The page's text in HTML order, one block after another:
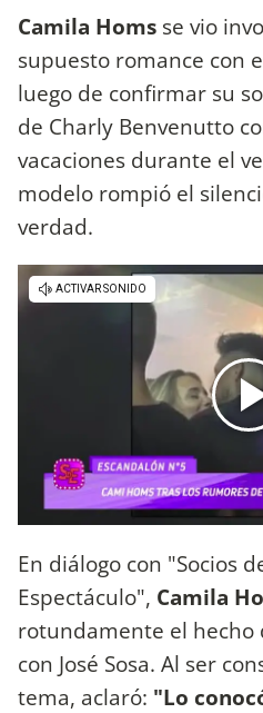
Camila Homs se vio
supuesto romance con
luego de confirmar su
de Charly Benvenutto
vacaciones durante el
modelo rompió el
verdad.
En diálogo con "Socios
Espectáculo", Camila
rotundamente el
con José Sosa. Al ser
tema, aclaró: "Lo